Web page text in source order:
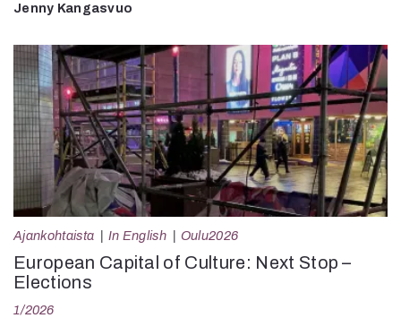
Jenny Kangasvuo
Ajankohtaista In English Oulu2026
European Capital of Culture: Next Stop –
Elections
1/2026